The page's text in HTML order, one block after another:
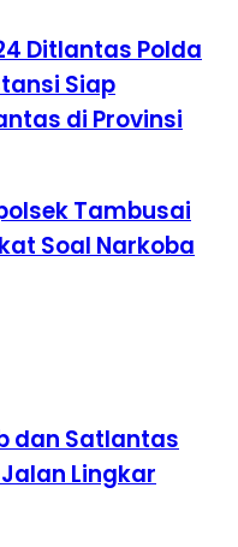
Ditlantas Polda
Siap
di Provinsi
Tambusai
Soal Narkoba
dan Satlantas
Jalan Lingkar